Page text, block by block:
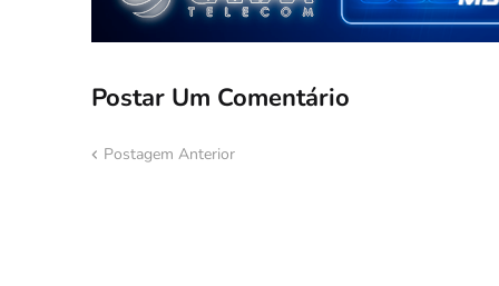
Postar Um Comentário
Postagem Anterior